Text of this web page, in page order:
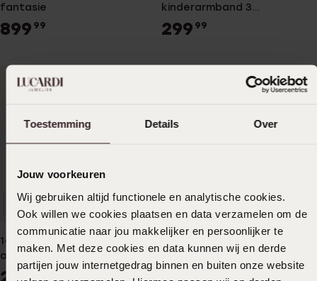
Toestemming Details Over
Jouw voorkeuren
Wij gebruiken altijd functionele en analytische cookies.
Ook willen we cookies plaatsen en data verzamelen om de
communicatie naar jou makkelijker en persoonlijker te
maken. Met deze cookies en data kunnen wij en derde
partijen jouw internetgedrag binnen en buiten onze website
fantasie
899 99
kinderarmband 3
lheersbeestjes
299 99
14 Karaat geelgouden
armband met graveerplaat
hart
99
Personaliseer
14 karaat bicolor armband
infinity
Duurzamer